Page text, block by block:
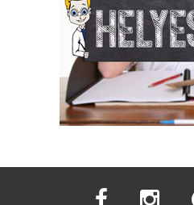
facebook